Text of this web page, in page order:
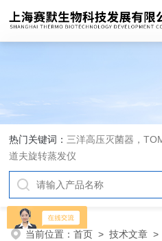
热门关键词： 三洋高压灭菌器，
道夫旋转蒸发仪
当前位置：首页 >技术文章